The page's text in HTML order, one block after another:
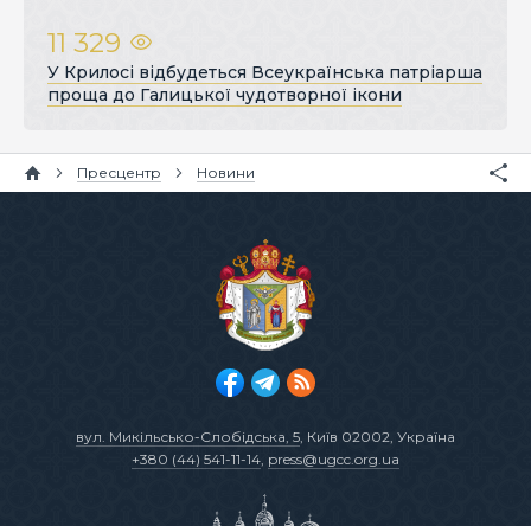
11 329
У Крилосі відбудеться Всеукраїнська патріарша
проща до Галицької чудотворної ікони
Пресцентр Новини
вул. Микільсько-Слобідська, 5, Київ 02002, Україна
+380 (44) 541-11-14, press@ugcc.org.ua